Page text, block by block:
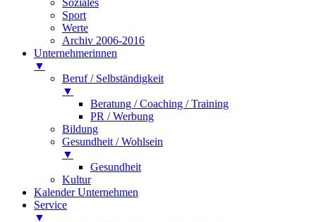
Soziales
Sport
Werte
Archiv 2006-2016
Unternehmerinnen
▼
Beruf / Selbständigkeit
▼
Beratung / Coaching / Training
PR / Werbung
Bildung
Gesundheit / Wohlsein
▼
Gesundheit
Kultur
Kalender Unternehmen
Service
▼